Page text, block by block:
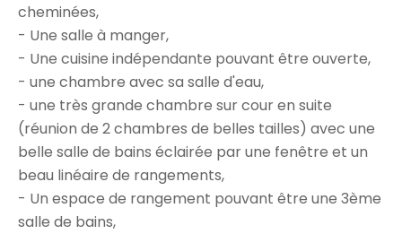
cheminées,
- Une salle à manger,
- Une cuisine indépendante pouvant être ouverte,
- une chambre avec sa salle d'eau,
- une très grande chambre sur cour en suite
(réunion de 2 chambres de belles tailles) avec une
belle salle de bains éclairée par une fenêtre et un
beau linéaire de rangements,
- Un espace de rangement pouvant être une 3ème
salle de bains,